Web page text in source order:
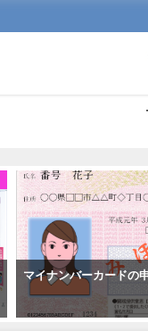
マイナンバーカードの